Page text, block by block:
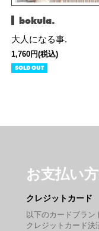
bokula.
大人になる事.
1,760円(税込)
SOLD OUT
お支払い
クレジットカード
以下のカードブラン
クレジットカード決